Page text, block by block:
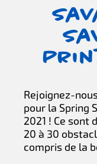
Rejoignez-
pour la Spring
2021 ! Ce sont
20 à 30
compris de la